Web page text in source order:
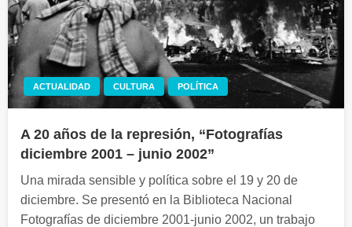
ACTUALIDAD CULTURA POLÍTICA
A 20 años de la represión, “Fotografías
diciembre 2001 – junio 2002”
Una mirada sensible y política sobre el 19 y 20 de
diciembre. Se presentó en la Biblioteca Nacional
Fotografías de diciembre 2001-junio 2002, un trabajo